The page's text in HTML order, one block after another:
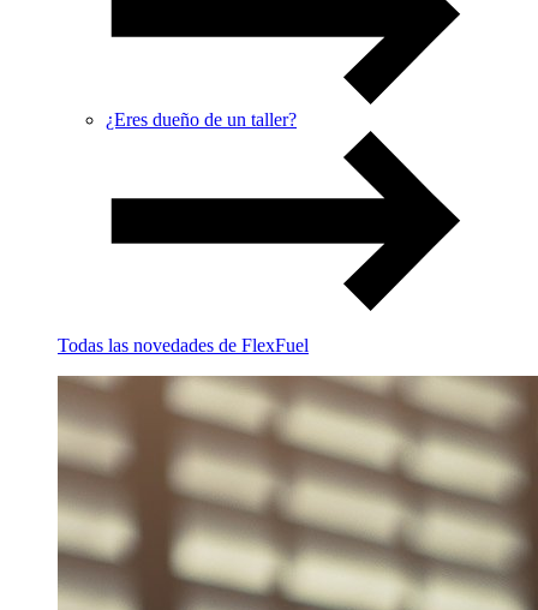
¿Eres dueño de un taller?
Todas las novedades de FlexFuel